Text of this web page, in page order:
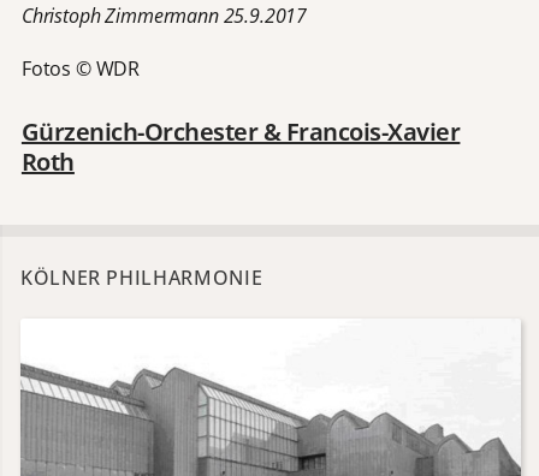
Christoph Zimmermann 25.9.2017
Fotos © WDR
Gürzenich-Orchester & Francois-Xavier
Roth
KÖLNER PHILHARMONIE